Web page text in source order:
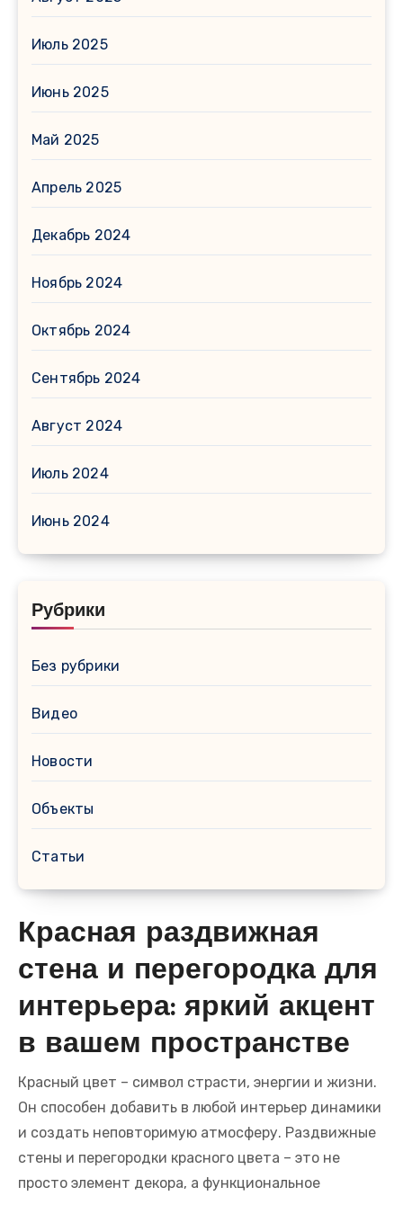
Июль 2025
Июнь 2025
Май 2025
Апрель 2025
Декабрь 2024
Ноябрь 2024
Октябрь 2024
Сентябрь 2024
Август 2024
Июль 2024
Июнь 2024
Рубрики
Без рубрики
Видео
Новости
Объекты
Статьи
Красная раздвижная
стена и перегородка для
интерьера: яркий акцент
в вашем пространстве
Красный цвет – символ страсти, энергии и жизни.
Он способен добавить в любой интерьер динамики
и создать неповторимую атмосферу. Раздвижные
стены и перегородки красного цвета – это не
просто элемент декора, а функциональное